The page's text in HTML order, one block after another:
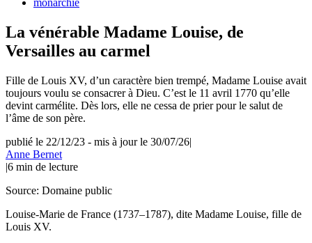
monarchie
La vénérable Madame Louise, de
Versailles au carmel
Fille de Louis XV, d’un caractère bien trempé, Madame Louise avait
toujours voulu se consacrer à Dieu. C’est le 11 avril 1770 qu’elle
devint carmélite. Dès lors, elle ne cessa de prier pour le salut de
l’âme de son père.
publié le 22/12/23 - mis à jour le 30/07/26|
Anne Bernet
|6 min de lecture
Source: Domaine public
Louise-Marie de France (1737–1787), dite Madame Louise, fille de
Louis XV.